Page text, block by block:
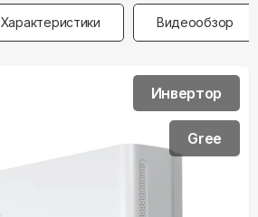
Характеристики Видеообзор
Инвертор
Gree